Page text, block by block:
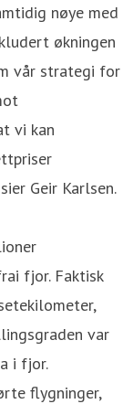
nøye med
økningen
vår strategi for
vi kan
Geir Karlsen.
fjor. Faktisk
var
i fjor.
flygninger,